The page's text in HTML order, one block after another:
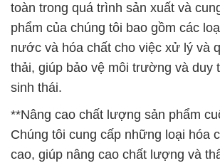
toàn trong quá trình sản xuất và
phẩm của chúng tôi bao gồm các
nước và hóa chất cho việc xử lý và
thải, giúp bảo vệ môi trường và duy
sinh thái.
**Nâng cao chất lượng sản phẩm
Chúng tôi cung cấp những loại hóa
cao, giúp nâng cao chất lượng và